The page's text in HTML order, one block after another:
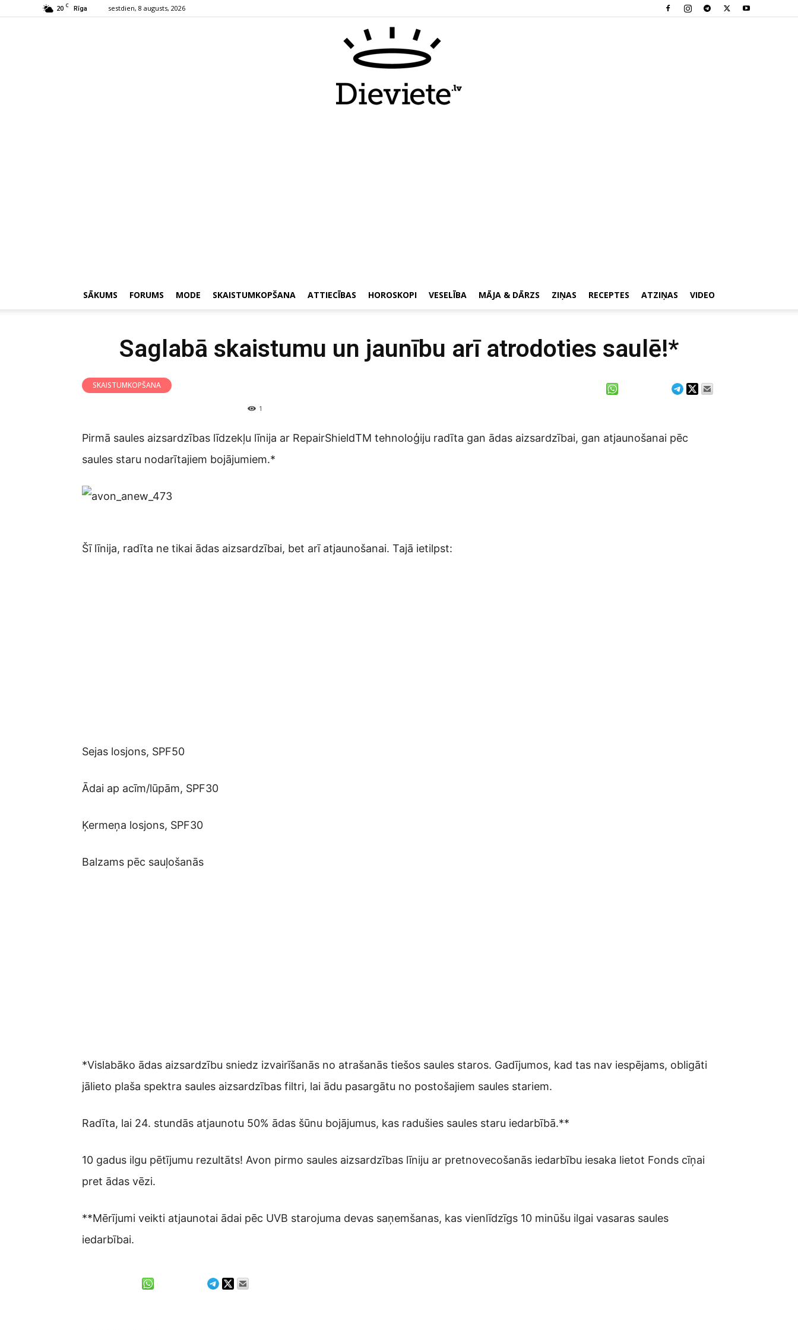
20 C Rīga sestdien, 8 augusts, 2026
SĀKUMS FORUMS MODE SKAISTUMKOPŠANA ATTIECĪBAS HOROSKOPI VESELĪBA MĀJA & DĀRZS ZIŅAS RECEPTES ATZIŅAS VIDEO
Saglabā skaistumu un jaunību arī atrodoties saulē!*
SKAISTUMKOPŠANA
1
Pirmā saules aizsardzības līdzekļu līnija ar RepairShieldTM tehnoloģiju radīta gan ādas aizsardzībai, gan atjaunošanai pēc
saules staru nodarītajiem bojājumiem.*
Šī līnija, radīta ne tikai ādas aizsardzībai, bet arī atjaunošanai. Tajā ietilpst:
Sejas losjons, SPF50
Ādai ap acīm/lūpām, SPF30
Ķermeņa losjons, SPF30
Balzams pēc sauļošanās
*Vislabāko ādas aizsardzību sniedz izvairīšanās no atrašanās tiešos saules staros. Gadījumos, kad tas nav iespējams, obligāti
jālieto plaša spektra saules aizsardzības filtri, lai ādu pasargātu no postošajiem saules stariem.
Radīta, lai 24. stundās atjaunotu 50% ādas šūnu bojājumus, kas radušies saules staru iedarbībā.**
10 gadus ilgu pētījumu rezultāts! Avon pirmo saules aizsardzības līniju ar pretnovecošanās iedarbību iesaka lietot Fonds cīņai
pret ādas vēzi.
**Mērījumi veikti atjaunotai ādai pēc UVB starojuma devas saņemšanas, kas vienlīdzīgs 10 minūšu ilgai vasaras saules
iedarbībai.